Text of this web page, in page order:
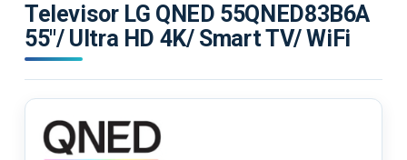
Televisor LG QNED 55QNED83B6A
55"/ Ultra HD 4K/ Smart TV/ WiFi